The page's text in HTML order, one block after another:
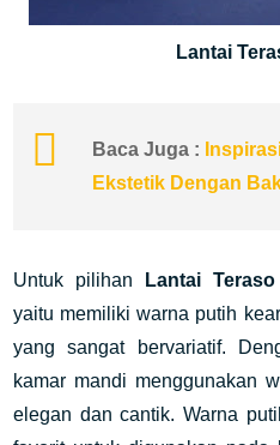
Lantai
Baca Juga :
Ekstetik Dengan
Untuk pilihan Lantai
yaitu memiliki warna putih
yang sangat bervariatif.
kamar mandi menggunakan
elegan dan cantik. Warna